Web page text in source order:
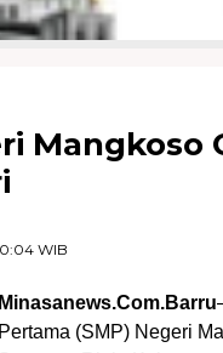
Mangkoso
WIB
Minasanews.Com.Barru
Pertama (SMP) Negeri